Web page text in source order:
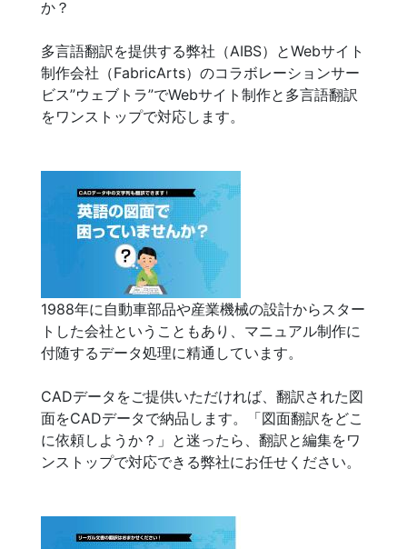
か？
多言語翻訳を提供する弊社（AIBS）とWebサイト
制作会社（FabricArts）のコラボレーションサー
ビス”ウェブトラ”でWebサイト制作と多言語翻訳
をワンストップで対応します。
1988年に自動車部品や産業機械の設計からスター
トした会社ということもあり、マニュアル制作に
付随するデータ処理に精通しています。
CADデータをご提供いただければ、翻訳された図
面をCADデータで納品します。「図面翻訳をどこ
に依頼しようか？」と迷ったら、翻訳と編集をワ
ンストップで対応できる弊社にお任せください。